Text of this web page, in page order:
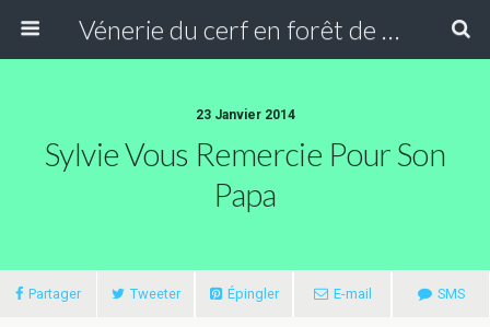
Vénerie du cerf en forêt de Compiègne
23 Janvier 2014
Sylvie Vous Remercie Pour Son
Papa
Partager Tweeter Épingler E-mail SMS